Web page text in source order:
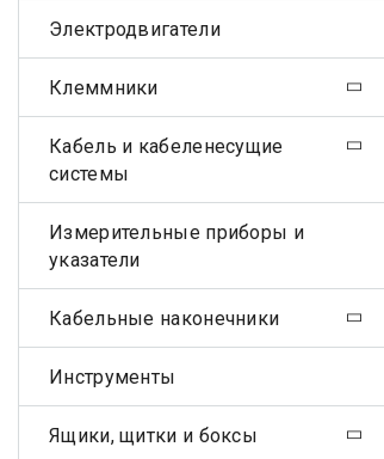
Электродвигатели
Клеммники
Кабель и кабеленесущие
системы
Измерительные приборы и
указатели
Кабельные наконечники
Инструменты
Ящики, щитки и боксы